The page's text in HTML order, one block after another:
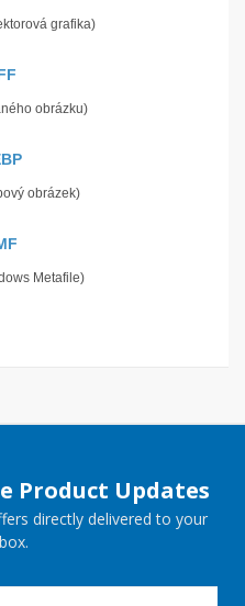
grafika)
obrázku)
obrázek)
Metafile)
Product Updates
directly delivered to your